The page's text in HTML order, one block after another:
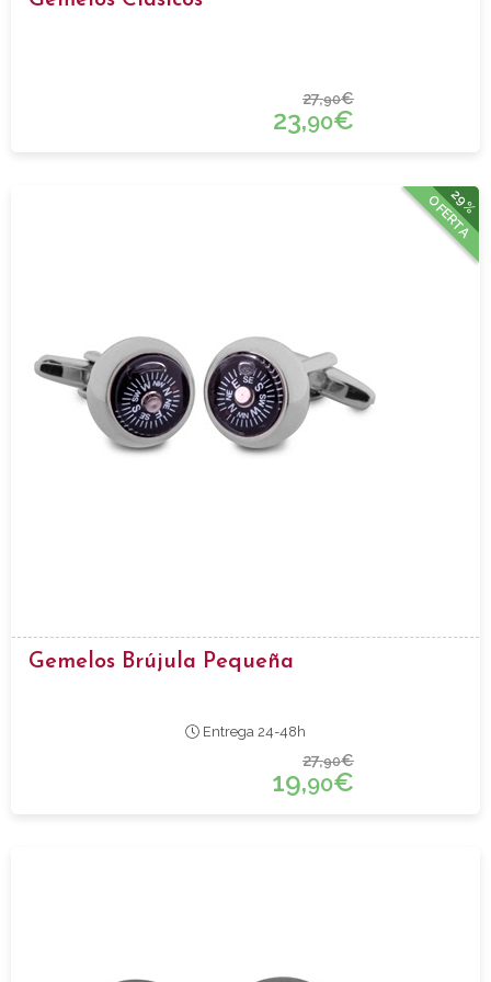
27,90€
23,90€
29%
OFERTA
Gemelos Brújula Pequeña
Entrega 24-48h
27,90€
19,90€